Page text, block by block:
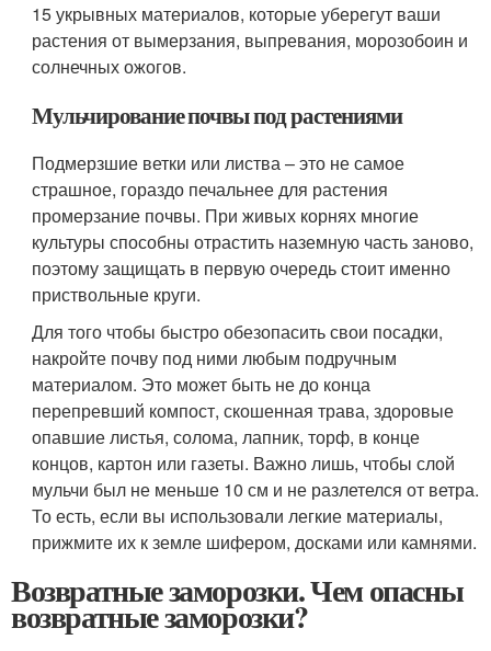
15 укрывных материалов, которые уберегут ваши
растения от вымерзания, выпревания, морозобоин и
солнечных ожогов.
Мульчирование почвы под растениями
Подмерзшие ветки или листва – это не самое
страшное, гораздо печальнее для растения
промерзание почвы. При живых корнях многие
культуры способны отрастить наземную часть заново,
поэтому защищать в первую очередь стоит именно
приствольные круги.
Для того чтобы быстро обезопасить свои посадки,
накройте почву под ними любым подручным
материалом. Это может быть не до конца
перепревший компост, скошенная трава, здоровые
опавшие листья, солома, лапник, торф, в конце
концов, картон или газеты. Важно лишь, чтобы слой
мульчи был не меньше 10 см и не разлетелся от ветра.
То есть, если вы использовали легкие материалы,
прижмите их к земле шифером, досками или камнями.
Возвратные заморозки. Чем опасны
возвратные заморозки?